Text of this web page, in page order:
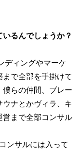
るんでしょうか？
ィングやマーケ
で全部を手掛けて
らの仲間、ブレー
ナとかヴィラ、キ
営まで全部コンサル
ンサルには入って